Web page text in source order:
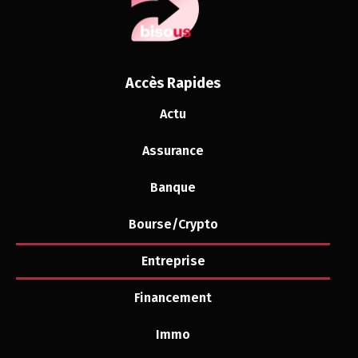
Accès Rapides
Actu
Assurance
Banque
Bourse/Crypto
Entreprise
Financement
Immo